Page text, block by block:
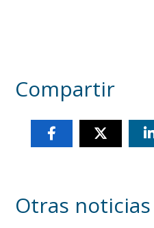
Compartir
Otras noticias